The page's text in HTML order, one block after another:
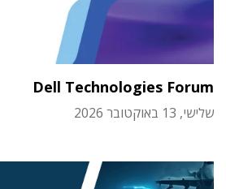
Dell Technologies Forum
שלישי, 13 באוקטובר 2026